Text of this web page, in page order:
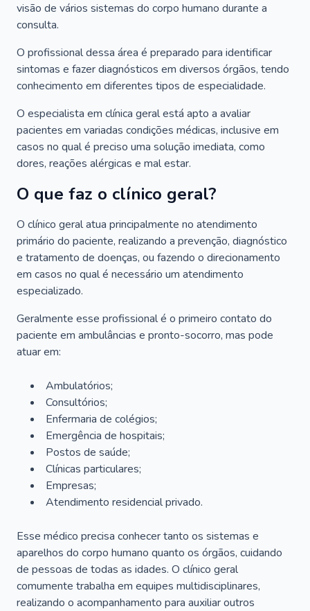
visão de vários sistemas do corpo humano durante a
consulta.
O profissional dessa área é preparado para identificar
sintomas e fazer diagnósticos em diversos órgãos, tendo
conhecimento em diferentes tipos de especialidade.
O especialista em clínica geral está apto a avaliar
pacientes em variadas condições médicas, inclusive em
casos no qual é preciso uma solução imediata, como
dores, reações alérgicas e mal estar.
O que faz o clínico geral?
O clínico geral atua principalmente no atendimento
primário do paciente, realizando a prevenção, diagnóstico
e tratamento de doenças, ou fazendo o direcionamento
em casos no qual é necessário um atendimento
especializado.
Geralmente esse profissional é o primeiro contato do
paciente em ambulâncias e pronto-socorro, mas pode
atuar em:
Ambulatórios;
Consultórios;
Enfermaria de colégios;
Emergência de hospitais;
Postos de saúde;
Clínicas particulares;
Empresas;
Atendimento residencial privado.
Esse médico precisa conhecer tanto os sistemas e
aparelhos do corpo humano quanto os órgãos, cuidando
de pessoas de todas as idades. O clínico geral
comumente trabalha em equipes multidisciplinares,
realizando o acompanhamento para auxiliar outros